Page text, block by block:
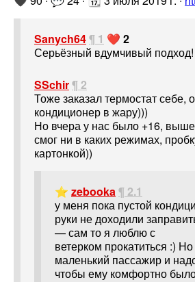
Sanych64¶ 1 ❤️ 2
Серьёзный вдумчивый
SSchir¶ 2
Тоже заказал термостат себе,
кондиционер в жару)))
Но вчера у нас было +16, выше
смог ни в каких режимах,
картонкой))
⭐ zebooka¶ 2.1
у меня пока пустой
руки не доходили
— сам то я люблю с
ветерком прокатиться :)
маленький пассажир и
чтобы ему комфортно